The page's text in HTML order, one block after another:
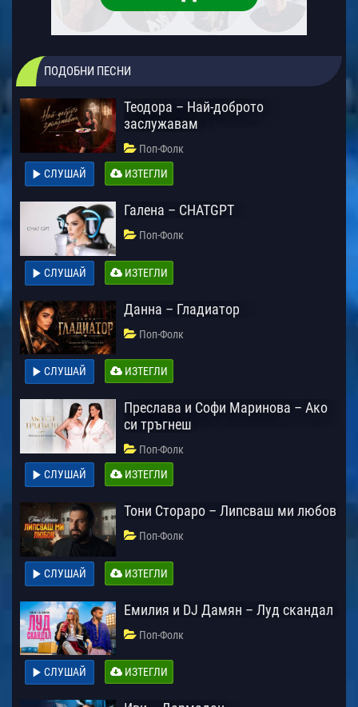
ПОДОБНИ ПЕСНИ
Теодора – Най-доброто
заслужавам
Поп-Фолк
СЛУШАЙ
ИЗТЕГЛИ
Галена – CHATGPT
Поп-Фолк
СЛУШАЙ ИЗТЕГЛИ
Данна – Гладиатор
Поп-Фолк
СЛУШАЙ ИЗТЕГЛИ
Преслава и Софи Маринова – Ако
си тръгнеш
Поп-Фолк
СЛУШАЙ
ИЗТЕГЛИ
Тони Стораро – Липсваш ми любов
Поп-Фолк
СЛУШАЙ ИЗТЕГЛИ
Емилия и DJ Дамян – Луд скандал
Поп-Фолк
СЛУШАЙ ИЗТЕГЛИ